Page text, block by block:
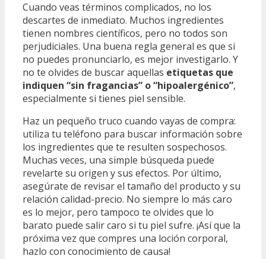
Cuando veas términos complicados, no los
descartes de inmediato. Muchos ingredientes
tienen nombres científicos, pero no todos son
perjudiciales. Una buena regla general es que si
no puedes pronunciarlo, es mejor investigarlo. Y
no te olvides de buscar aquellas etiquetas que
indiquen “sin fragancias” o “hipoalergénico”,
especialmente si tienes piel sensible.
Haz un pequeño truco cuando vayas de compra:
utiliza tu teléfono para buscar información sobre
los ingredientes que te resulten sospechosos.
Muchas veces, una simple búsqueda puede
revelarte su origen y sus efectos. Por último,
asegúrate de revisar el tamaño del producto y su
relación calidad-precio. No siempre lo más caro
es lo mejor, pero tampoco te olvides que lo
barato puede salir caro si tu piel sufre. ¡Así que la
próxima vez que compres una loción corporal,
hazlo con conocimiento de causa!